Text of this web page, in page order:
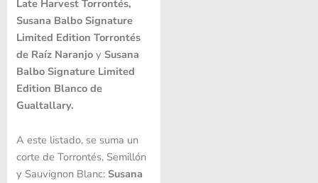
Late Harvest Torrontés,
Susana Balbo Signature
Limited Edition Torrontés
de Raíz Naranjoy Susana
Balbo Signature Limited
Edition Blanco de
Gualtallary.
A este listado, se suma un
corte de Torrontés, Semillón
y Sauvignon Blanc: Susana